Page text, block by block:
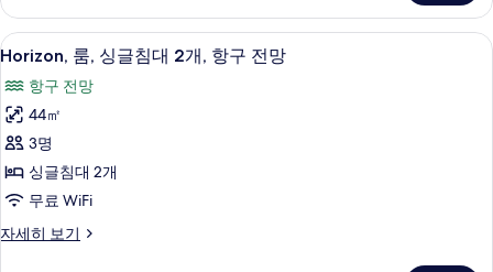
항
구
전
망
사
진
모
두
이
즈
침
개,
구
전
망
자
세
Horizon,
룸,
싱
글
침
대
2
개,
10
Horizon, 룸, 싱글침대 2개, 항구 전망
항구 전망
44㎡
3명
싱글침대 2개
무료 WiFi
자세히 보기
Horizon,